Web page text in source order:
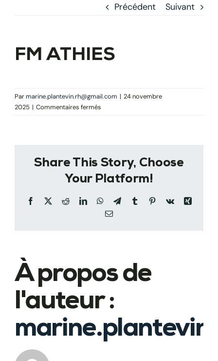
Précédent Suivant
FM ATHIES
Par marine.plantevin.rh@gmail.com | 24 novembre
2025 | Commentaires fermés
Share This Story, Choose
Your Platform!
Facebook
X RedditLinkedInWhatsApp
TelegramTumblrPinterest
Vk
Xing
Email
À propos de
l'auteur :